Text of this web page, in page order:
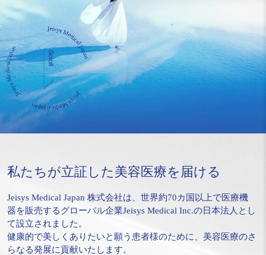
私たちが立証した美容医療を届ける
Jeisys Medical Japan 株式会社は、世界約70カ国以上で医療機
器を販売するグローバル企業Jeisys Medical Inc.の日本法人とし
て設立されました。
健康的で美しくありたいと願う患者様のために、美容医療のさ
らなる発展に貢献いたします。